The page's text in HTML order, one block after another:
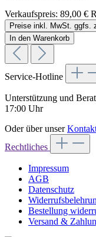
Verkaufspreis: 89,00 €
Preise inkl. MwSt. ggfs.
In den Warenkorb
Service-Hotline
Unterstützung und
17:00 Uhr
Oder über unser
Rechtliches
Impressum
AGB
Datenschutz
Bestellung
Versand &